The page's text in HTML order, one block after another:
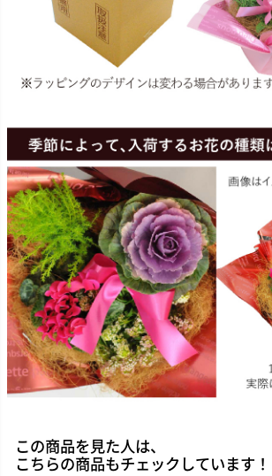
この商品を見た人は、
こちらの商品もチェックしています！